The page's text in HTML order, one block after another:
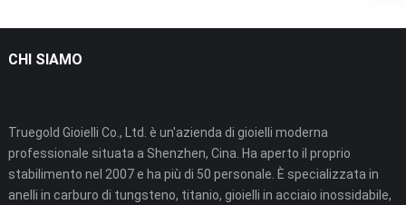
CHI SIAMO
Truegold Gioielli Co., Ltd. è un'azienda di gioielli moderna
professionale situata a Shenzhen, Cina. Ha aperto il proprio
stabilimento nel 2007 e ha più di 50 personale. È specializzata in
anelli in carburo di tungsteno, titanio, gioielli in acciaio inossidabile,